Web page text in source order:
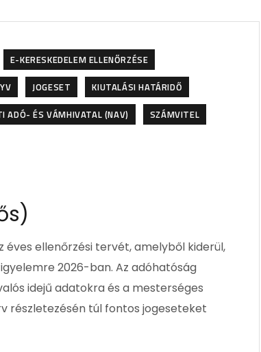
E-KERESKEDELEM ELLENŐRZÉSE
JOGESET
KIUTALÁSI HATÁRIDŐ
ADÓ- ÉS VÁMHIVATAL (NAV)
SZÁMVITEL
ellenőrzési tervét, amelyből kiderül,
2026-ban. Az adóhatóság
idejű adatokra és a mesterséges
részletezésén túl fontos jogeseteket